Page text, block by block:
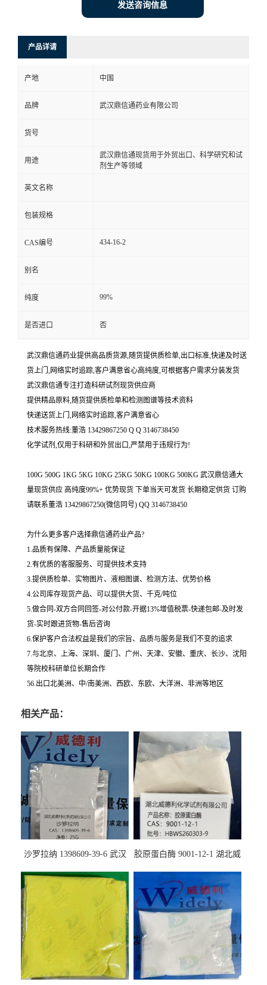
发送咨询信息
产品详请
产地 中国
品牌 武汉鼎信通药业有限公司
货号
用途
武汉鼎信通现货用于外贸出口、科学研究和试
剂生产等领域
英文名称
包装规格
CAS编号 434-16-2
别名
纯度 99%
是否进口 否
武汉鼎信通药业提供高品质货源,随货提供质检单,出口标准,快递及时送
货上门,网络实时追踪,客户满意省心高纯度,可根据客户需求分装发货
武汉鼎信通专注打造科研试剂现货供应商
提供精品原料,随货提供质检单和检测图谱等技术资料
快递送货上门,网络实时追踪,客户满意省心
技术服务热线:董浩 13429867250 Q Q 3146738450
化学试剂,仅用于科研和外贸出口,严禁用于违规行为!
100G 500G 1KG 5KG 10KG 25KG 50KG 100KG 500KG 武汉鼎信通大
量现货供应 高纯度99%+ 优势现货 下单当天可发货 长期稳定供货 订购
请联系董浩 13429867250(微信同号) QQ 3146738450
为什么更多客户选择鼎信通药业产品?
1.品质有保障、产品质量能保证
2.有优质的客服服务、可提供技术支持
3.提供质检单、实物图片、液相图谱、检测方法、优势价格
4.公司库存现货产品、可以提供大货、千克/吨位
5.做合同-双方合同回签-对公付款-开据13%增值税票-快递包邮-及时发
货-实时跟进货物-售后咨询
6.保护客户合法权益是我们的宗旨、品质与服务是我们不变的追求
7.与北京、上海、深圳、厦门、广州、天津、安徽、重庆、长沙、沈阳
等院校科研单位长期合作
56.出口北美洲、中/南美洲、西欧、东欧、大洋洲、非洲等地区
相关产品：
沙罗拉纳 1398609-39-6 武汉
胶原蛋白酶 9001-12-1 湖北威